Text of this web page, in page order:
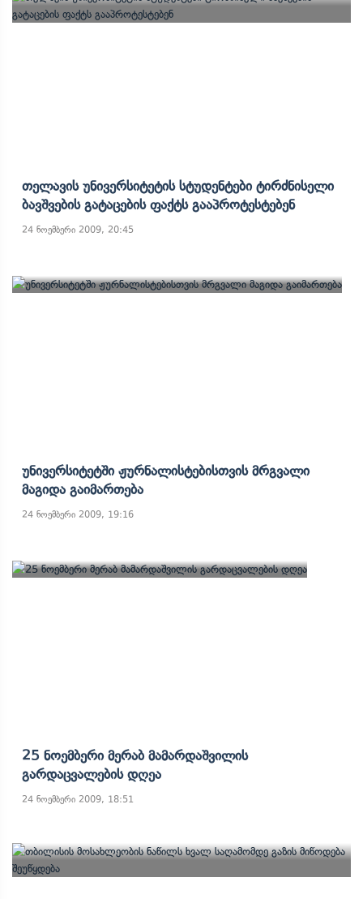
Თელავის Უნივერსიტეტის Სტუდენტები Ტირძნისელი
Ბავშვების Გატაცების Ფაქტს Გააპროტესტებენ
24 ნოემბერი 2009, 20:45
Უნივერსიტეტში Ჟურნალისტებისთვის Მრგვალი
Მაგიდა Გაიმართება
24 ნოემბერი 2009, 19:16
25 Ნოემბერი Მერაბ Მამარდაშვილის
Გარდაცვალების Დღეა
24 ნოემბერი 2009, 18:51